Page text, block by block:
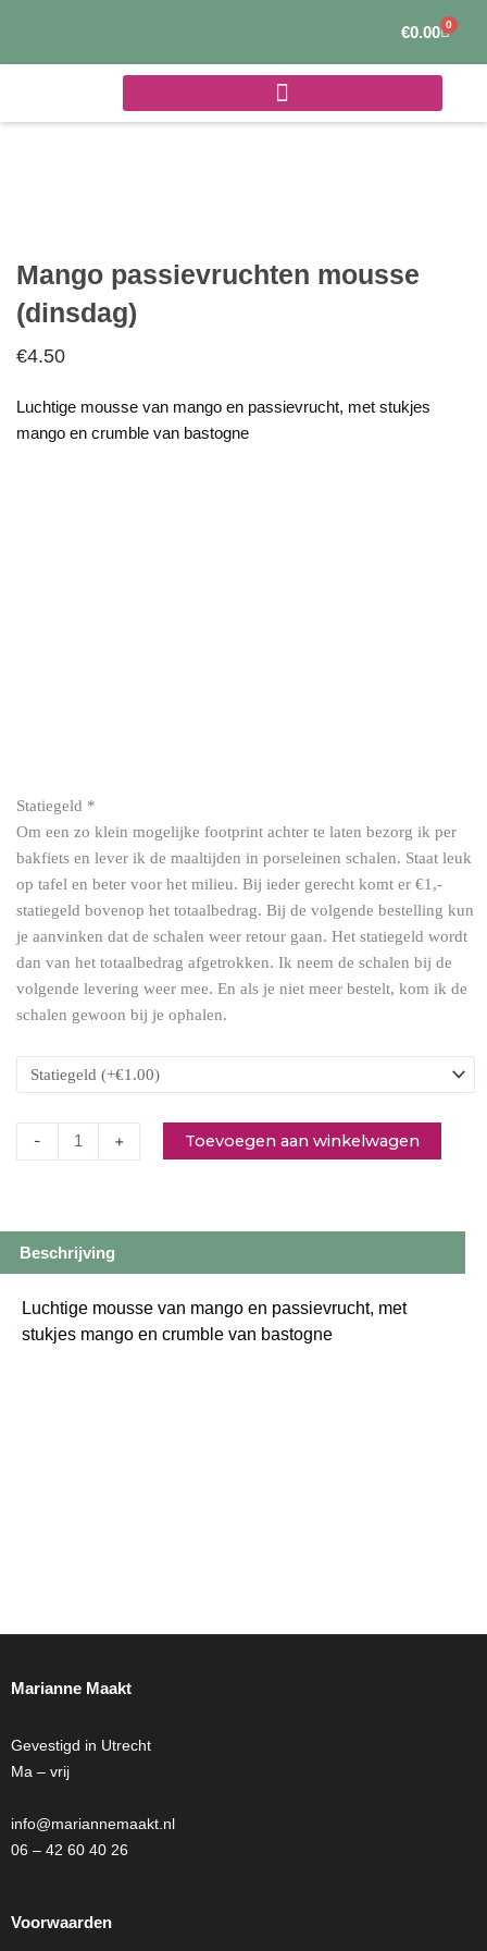
de
€0.00 0
Mango passievruchten mousse
(dinsdag)
€4.50
Luchtige mousse van mango en passievrucht, met stukjes
mango en crumble van bastogne
Statiegeld *
Om een zo klein mogelijke footprint achter te laten bezorg ik per
bakfiets en lever ik de maaltijden in porseleinen schalen. Staat leuk
op tafel en beter voor het milieu. Bij ieder gerecht komt er €1,-
statiegeld bovenop het totaalbedrag. Bij de volgende bestelling kun
je aanvinken dat de schalen weer retour gaan. Het statiegeld wordt
dan van het totaalbedrag afgetrokken. Ik neem de schalen bij de
volgende levering weer mee. En als je niet meer bestelt, kom ik de
schalen gewoon bij je ophalen.
-
Mango
passievruchten
mousse
(dinsdag)
aantal
+ Toevoegen aan winkelwagen
Beschrijving
Luchtige mousse van mango en passievrucht, met
stukjes mango en crumble van bastogne
Marianne Maakt
Gevestigd in Utrecht
Ma – vrij
info@mariannemaakt.nl
06 – 42 60 40 26
Voorwaarden